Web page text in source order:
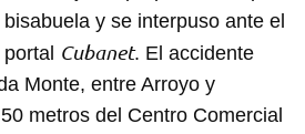
y se interpuso ante el
Cubanet. El accidente
Monte, entre Arroyo y
metros del Centro Comercial